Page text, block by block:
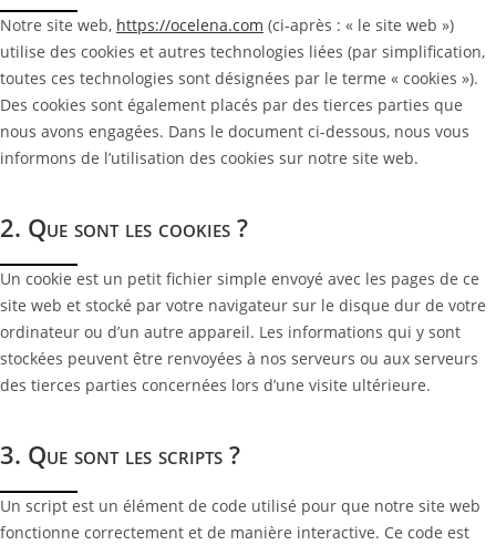
Notre site web, https://ocelena.com (ci-après : « le site web »)
utilise des cookies et autres technologies liées (par simplification,
toutes ces technologies sont désignées par le terme « cookies »).
Des cookies sont également placés par des tierces parties que
nous avons engagées. Dans le document ci-dessous, nous vous
informons de l’utilisation des cookies sur notre site web.
2. Que sont les cookies ?
Un cookie est un petit fichier simple envoyé avec les pages de ce
site web et stocké par votre navigateur sur le disque dur de votre
ordinateur ou d’un autre appareil. Les informations qui y sont
stockées peuvent être renvoyées à nos serveurs ou aux serveurs
des tierces parties concernées lors d’une visite ultérieure.
3. Que sont les scripts ?
Un script est un élément de code utilisé pour que notre site web
fonctionne correctement et de manière interactive. Ce code est